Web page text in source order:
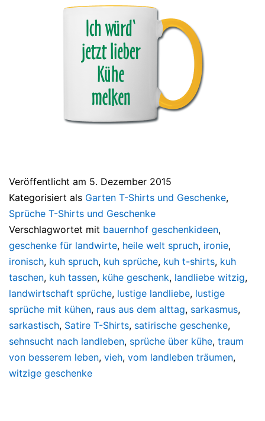
Veröffentlicht am 5. Dezember 2015
Kategorisiert als Garten T-Shirts und Geschenke,
Sprüche T-Shirts und Geschenke
Verschlagwortet mit bauernhof geschenkideen,
geschenke für landwirte, heile welt spruch, ironie,
ironisch, kuh spruch, kuh sprüche, kuh t-shirts, kuh
taschen, kuh tassen, kühe geschenk, landliebe witzig,
landwirtschaft sprüche, lustige landliebe, lustige
sprüche mit kühen, raus aus dem alttag, sarkasmus,
sarkastisch, Satire T-Shirts, satirische geschenke,
sehnsucht nach landleben, sprüche über kühe, traum
von besserem leben, vieh, vom landleben träumen,
witzige geschenke